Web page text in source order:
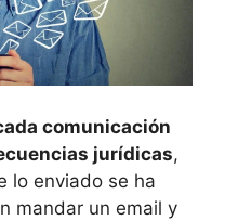
comunicación
jurídicas,
lo enviado se ha
mandar un email y